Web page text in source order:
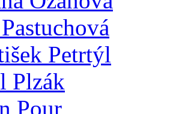
Petrtýl
Plzák
Pour